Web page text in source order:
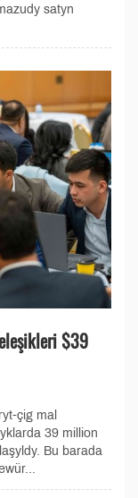
satyn
$39
çig mal
39 million
Bu barada